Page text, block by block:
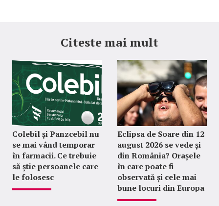
Citeste mai mult
Colebil și Panzcebil nu
se mai vând temporar
în farmacii. Ce trebuie
să știe persoanele care
le folosesc
Eclipsa de Soare din 12
august 2026 se vede și
din România? Orașele
în care poate fi
observată și cele mai
bune locuri din Europa